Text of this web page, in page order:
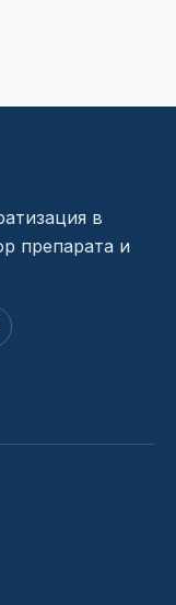
в
препарата и